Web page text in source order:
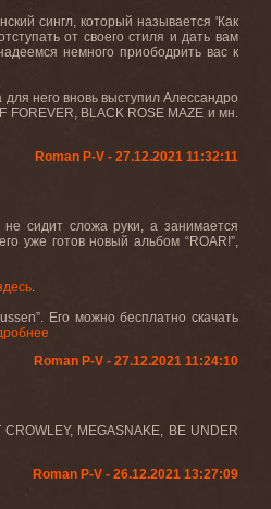
сингл, который называется 'Как
от своего стиля и дать вам
немного приободрить вас к
него вновь выступил Алессандро
FOREVER, BLACK ROSE MAZE и мн.
Roman P-V - 27.12.2021 11:32:11
не сидит сложа руки, а занимается
уже готов новый альбом “ROAR!”,
.
”. Его можно бесплатно скачать
Roman P-V - 27.12.2021 11:24:10
MEGASNAKE, BE UNDER
Roman P-V - 26.12.2021 13:27:09